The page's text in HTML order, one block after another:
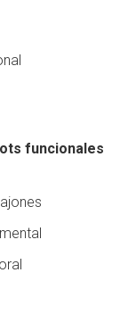
funcionales